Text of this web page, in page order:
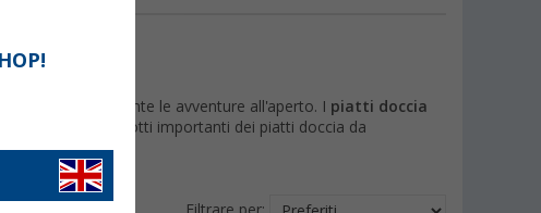
personale durante le avventure all'aperto. I piatti doccia
aspetti e prodotti importanti dei piatti doccia da